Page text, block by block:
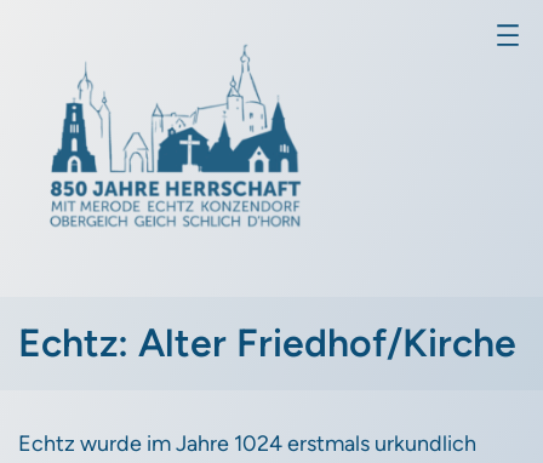
Echtz: Alter Friedhof/Kirche
Echtz wurde im Jahre 1024 erstmals urkundlich